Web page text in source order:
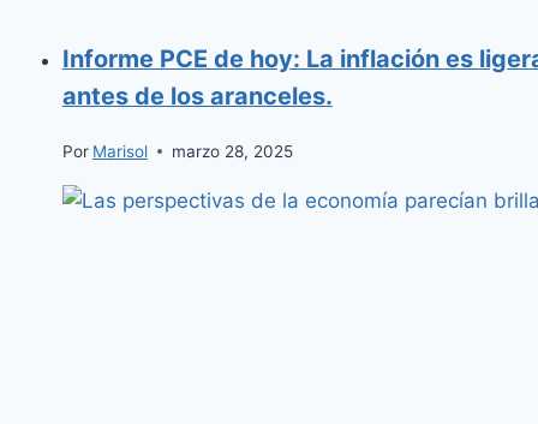
Informe PCE de hoy: La inflación es
antes de los aranceles.
Por Marisol marzo 28, 2025